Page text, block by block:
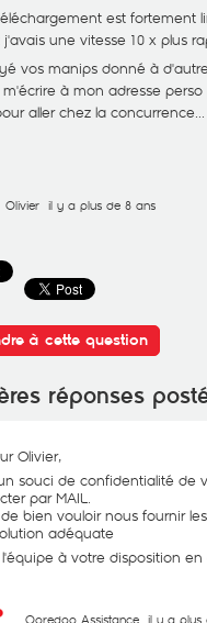
est fortement
une vitesse 10 x plus
vos manips donné à
m'écrire à mon adresse
aller chez la
Olivier il y a plus de 8 ans
à cette question
réponses
Olivier,
souci de confidentialité de
par MAIL.
bien vouloir nous fournir
adéquate
l'équipe à votre disposition
Ooredoo Assistance il y a plus